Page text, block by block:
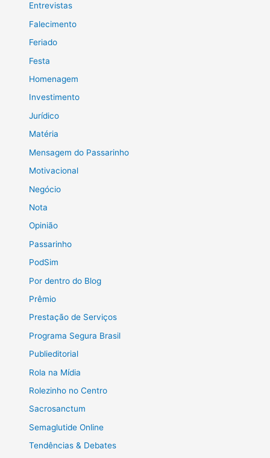
Entrevistas
Falecimento
Feriado
Festa
Homenagem
Investimento
Jurídico
Matéria
Mensagem do Passarinho
Motivacional
Negócio
Nota
Opinião
Passarinho
PodSim
Por dentro do Blog
Prêmio
Prestação de Serviços
Programa Segura Brasil
Publieditorial
Rola na Mídia
Rolezinho no Centro
Sacrosanctum
Semaglutide Online
Tendências & Debates